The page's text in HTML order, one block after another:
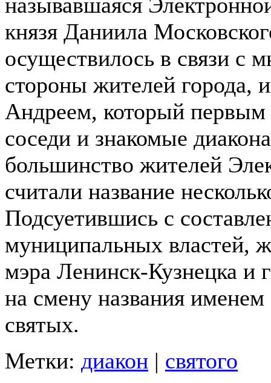
князя Даниила
осуществилось в связи с
стороны жителей города,
Андреем, который
соседи и знакомые
большинство жителей
считали название
Подсуетившись с
муниципальных властей,
мэра Ленинск-Кузнецка и
на смену названия
святых.
Метки: диакон | святого